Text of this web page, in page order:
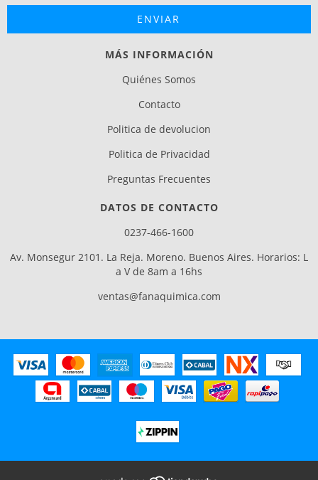
MÁS INFORMACIÓN
Quiénes Somos
Contacto
Politica de devolucion
Politica de Privacidad
Preguntas Frecuentes
DATOS DE CONTACTO
0237-466-1600
Av. Monsegur 2101. La Reja. Moreno. Buenos Aires. Horarios: L
a V de 8am a 16hs
ventas@fanaquimica.com